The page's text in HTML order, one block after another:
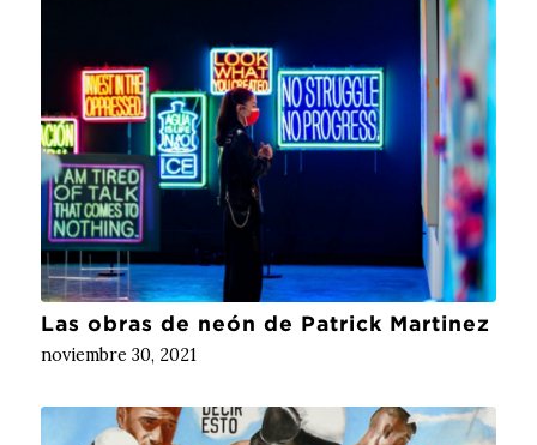
Las obras de neón de Patrick Martinez
noviembre 30, 2021